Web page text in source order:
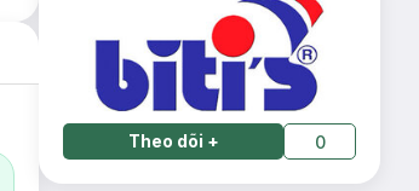
Theo dõi + 0